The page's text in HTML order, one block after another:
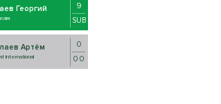
Георгий
9
SUB
Артём
international
0
0 0